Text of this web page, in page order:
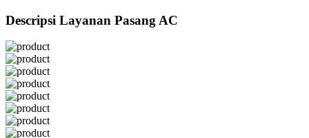
Descripsi Layanan Pasang AC